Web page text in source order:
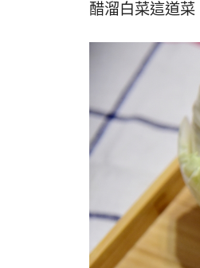
醋溜白菜這道